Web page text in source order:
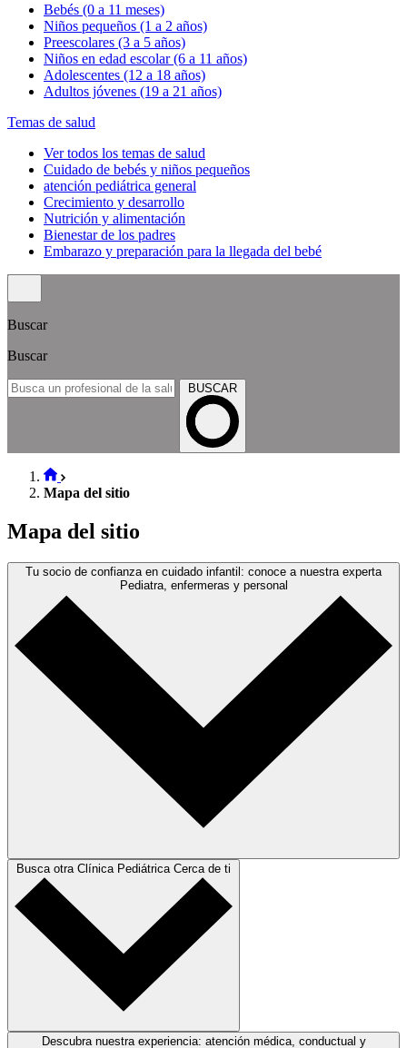
Bebés (0 a 11 meses)
Niños pequeños (1 a 2 años)
Preescolares (3 a 5 años)
Niños en edad escolar (6 a 11 años)
Adolescentes (12 a 18 años)
Adultos jóvenes (19 a 21 años)
Temas de salud
Ver todos los temas de salud
Cuidado de bebés y niños pequeños
atención pediátrica general
Crecimiento y desarrollo
Nutrición y alimentación
Bienestar de los padres
Embarazo y preparación para la llegada del bebé
Buscar
Buscar
BUSCAR
Mapa del sitio
Mapa del sitio
Tu socio de confianza en cuidado infantil: conoce a nuestra experta
Pediatra, enfermeras y personal
Busca otra Clínica Pediátrica Cerca de ti
Descubra nuestra experiencia: atención médica, conductual y